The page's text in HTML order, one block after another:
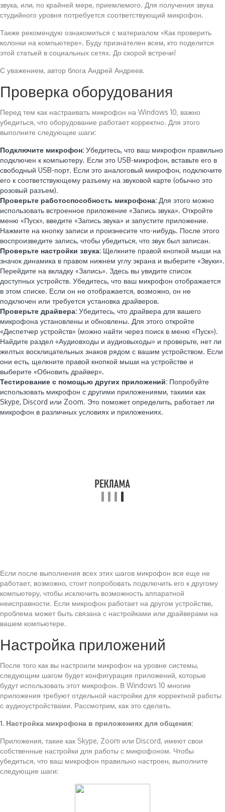
звука, или, по крайней мере, приемлемого. Для получения звука
студийного уровня потребуется соответствующий микрофон.
Также рекомендую ознакомиться с материалом «Как проверить
колонки на компьютере». Буду признателен всем, кто поделится
этой статьей в социальных сетях. До скорой встречи!
С уважением, автор блога Андрей Андреев.
Проверка оборудования
Перед тем как настраивать микрофон на Windows 10, важно
убедиться, что оборудование работает корректно. Для этого
выполните следующие шаги:
Подключите микрофон: Убедитесь, что ваш микрофон правильно
подключен к компьютеру. Если это USB-микрофон, вставьте его в
свободный USB-порт. Если это аналоговый микрофон, подключите
его к соответствующему разъему на звуковой карте (обычно это
розовый разъем).
Проверьте работоспособность микрофона: Для этого можно
использовать встроенное приложение «Запись звука». Откройте
меню «Пуск», введите «Запись звука» и запустите приложение.
Нажмите на кнопку записи и произнесите что-нибудь. После этого
воспроизведите запись, чтобы убедиться, что звук был записан.
Проверьте настройки звука: Щелкните правой кнопкой мыши на
значок динамика в правом нижнем углу экрана и выберите «Звуки».
Перейдите на вкладку «Запись». Здесь вы увидите список
доступных устройств. Убедитесь, что ваш микрофон отображается
в этом списке. Если он не отображается, возможно, он не
подключен или требуется установка драйверов.
Проверьте драйвера: Убедитесь, что драйвера для вашего
микрофона установлены и обновлены. Для этого откройте
«Диспетчер устройств» (можно найти через поиск в меню «Пуск»).
Найдите раздел «Аудиовходы и аудиовыходы» и проверьте, нет ли
желтых восклицательных знаков рядом с вашим устройством. Если
они есть, щелкните правой кнопкой мыши на устройстве и
выберите «Обновить драйвер».
Тестирование с помощью других приложений: Попробуйте
использовать микрофон с другими приложениями, такими как
Skype, Discord или Zoom. Это поможет определить, работает ли
микрофон в различных условиях и приложениях.
Если после выполнения всех этих шагов микрофон все еще не
работает, возможно, стоит попробовать подключить его к другому
компьютеру, чтобы исключить возможность аппаратной
неисправности. Если микрофон работает на другом устройстве,
проблема может быть связана с настройками или драйверами на
вашем компьютере.
Настройка приложений
После того как вы настроили микрофон на уровне системы,
следующим шагом будет конфигурация приложений, которые
будут использовать этот микрофон. В Windows 10 многие
приложения требуют отдельной настройки для корректной работы
с аудиоустройствами. Рассмотрим, как это сделать.
1. Настройка микрофона в приложениях для общения:
Приложения, такие как Skype, Zoom или Discord, имеют свои
собственные настройки для работы с микрофоном. Чтобы
убедиться, что ваш микрофон правильно настроен, выполните
следующие шаги: